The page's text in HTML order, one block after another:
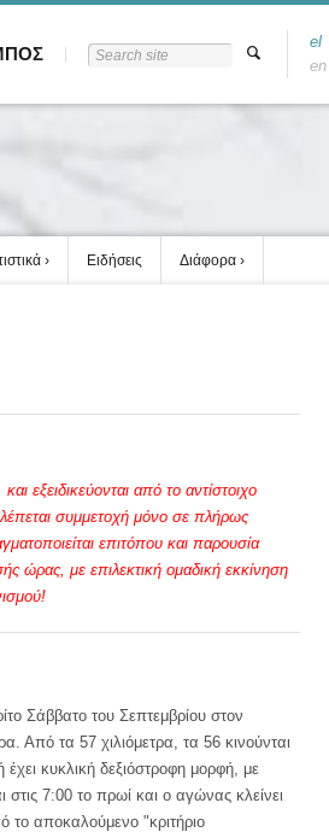
el
en
Ειδήσεις Διάφορα
εξειδικεύονται από το αντίστοιχο
συμμετοχή μόνο σε πλήρως
επιτόπου και παρουσία
ώρας, με επιλεκτική ομαδική εκκίνηση
Σάββατο του Σεπτεμβρίου στον
Από τα 57 χιλιόμετρα, τα 56 κινούνται
κυκλική δεξιόστροφη μορφή, με
7:00 το πρωί και ο αγώνας κλείνει
το αποκαλούμενο "κριτήριο